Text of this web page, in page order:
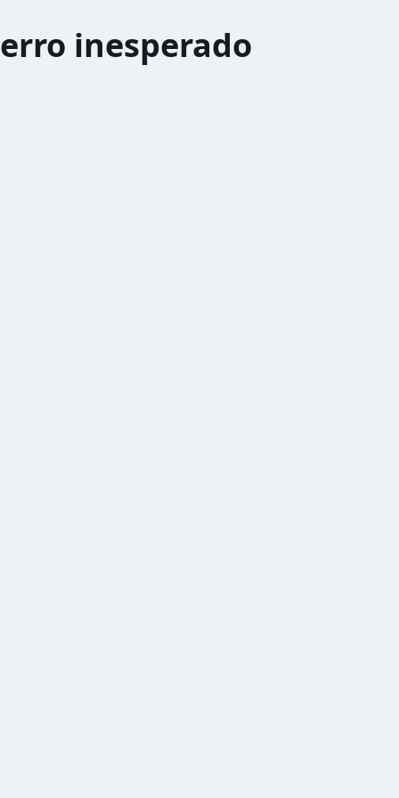
erro inesperado